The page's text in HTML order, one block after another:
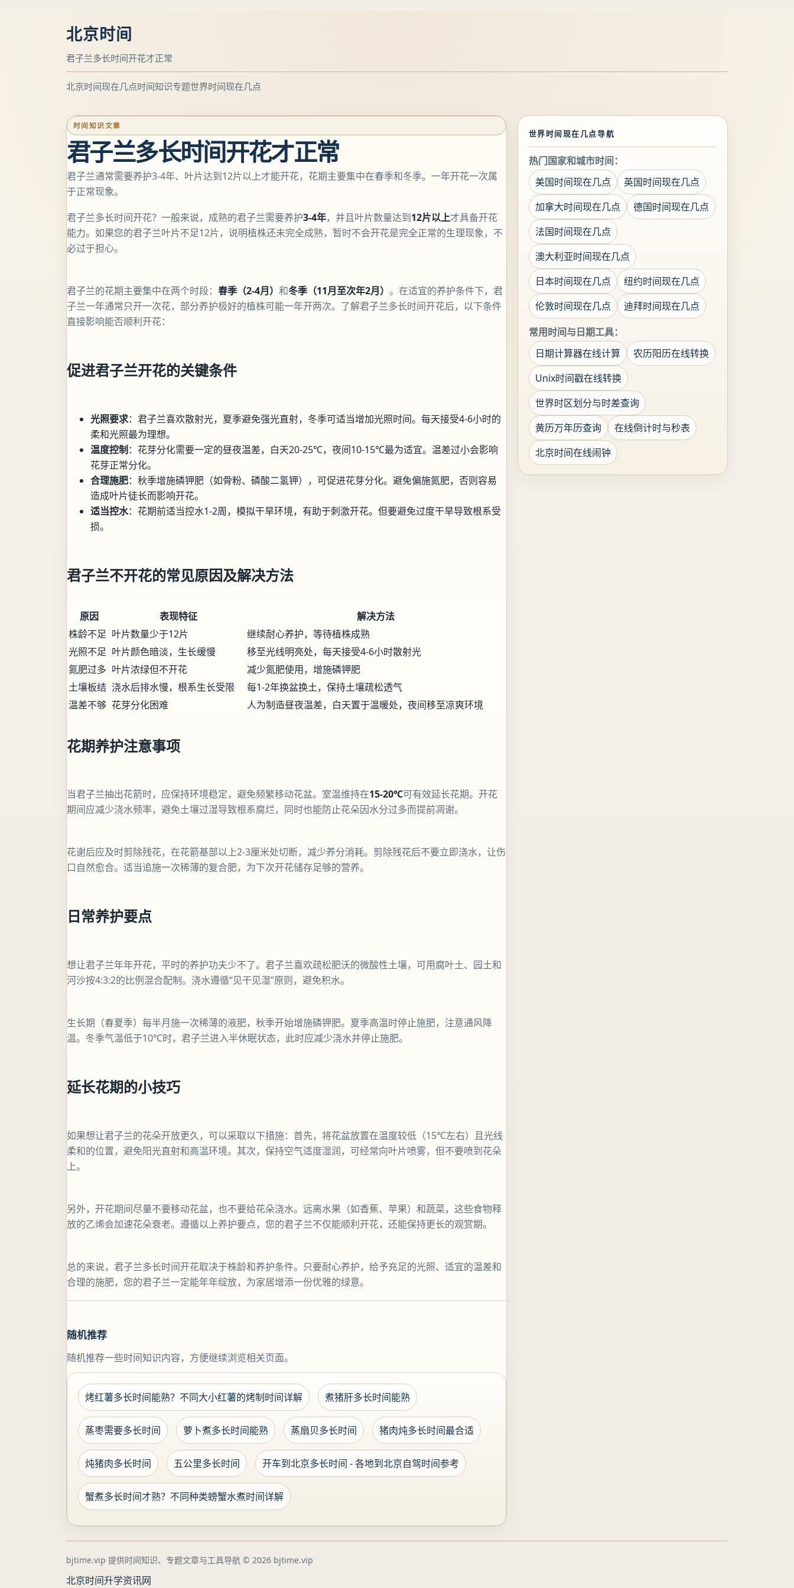
北京时间
君子兰多长时间开花才正常
北京时间现在几点时间知识专题世界时间现在几点
时间知识文章
君子兰多长时间开花才正常
君子兰通常需要养护3-4年、叶片达到12片以上才能开花，花期主要集中在春季和冬季。一年开花一次属
于正常现象。
君子兰多长时间开花？一般来说，成熟的君子兰需要养护3-4年，并且叶片数量达到12片以上才具备开花
能力。如果您的君子兰叶片不足12片，说明植株还未完全成熟，暂时不会开花是完全正常的生理现象，不
必过于担心。
君子兰的花期主要集中在两个时段： 春季（2-4月） 和冬季（11月至次年2月） 。在适宜的养护条件下，君
子兰一年通常只开一次花，部分养护极好的植株可能一年开两次。了解君子兰多长时间开花后，以下条件
直接影响能否顺利开花：
促进君子兰开花的关键条件
光照要求：君子兰喜欢散射光，夏季避免强光直射，冬季可适当增加光照时间。每天接受4-6小时的
柔和光照最为理想。
温度控制 ：花芽分化需要一定的昼夜温差，白天20-25℃，夜间10-15℃最为适宜。温差过小会影响
花芽正常分化。
合理施肥：秋季增施磷钾肥（如骨粉、磷酸二氢钾），可促进花芽分化。避免偏施氮肥，否则容易
造成叶片徒长而影响开花。
适当控水：花期前适当控水1-2周，模拟干旱环境，有助于刺激开花。但要避免过度干旱导致根系受
损。
君子兰不开花的常见原因及解决方法
原因 表现特征
解决方法
株龄不足 叶片数量少于12片
继续耐心养护，等待植株成熟
光照不足 叶片颜色暗淡，生长缓慢
移至光线明亮处，每天接受4-6小时散射光
氮肥过多 叶片浓绿但不开花
减少氮肥使用，增施磷钾肥
土壤板结 浇水后排水慢，根系生长受限
每1-2年换盆换土，保持土壤疏松透气
温差不够 花芽分化困难 人为制造昼夜温差，白天置于温暖处，夜间移至凉爽环境
花期养护注意事项
当君子兰抽出花箭时，应保持环境稳定，避免频繁移动花盆。室温维持在15-20℃可有效延长花期。开花
期间应减少浇水频率，避免土壤过湿导致根系腐烂，同时也能防止花朵因水分过多而提前凋谢。
花谢后应及时剪除残花，在花箭基部以上2-3厘米处切断，减少养分消耗。剪除残花后不要立即浇水，让伤
口自然愈合。适当追施一次稀薄的复合肥，为下次开花储存足够的营养。
日常养护要点
想让君子兰年年开花，平时的养护功夫少不了。君子兰喜欢疏松肥沃的微酸性土壤，可用腐叶土、园土和
河沙按4:3:2的比例混合配制。浇水遵循“见干见湿”原则，避免积水。
生长期（春夏季）每半月施一次稀薄的液肥，秋季开始增施磷钾肥。夏季高温时停止施肥，注意通风降
温。冬季气温低于10℃时，君子兰进入半休眠状态，此时应减少浇水并停止施肥。
延长花期的小技巧
如果想让君子兰的花朵开放更久，可以采取以下措施：首先，将花盆放置在温度较低（15℃左右）且光线
柔和的位置，避免阳光直射和高温环境。其次，保持空气适度湿润，可经常向叶片喷雾，但不要喷到花朵
上。
另外，开花期间尽量不要移动花盆，也不要给花朵浇水。远离水果（如香蕉、苹果）和蔬菜，这些食物释
放的乙烯会加速花朵衰老。遵循以上养护要点，您的君子兰不仅能顺利开花，还能保持更长的观赏期。
总的来说，君子兰多长时间开花取决于株龄和养护条件。只要耐心养护，给予充足的光照、适宜的温差和
合理的施肥，您的君子兰一定能年年绽放，为家居增添一份优雅的绿意。
随机推荐
随机推荐一些时间知识内容，方便继续浏览相关页面。
烤红薯多长时间能熟？不同大小红薯的烤制时间详解 煮猪肝多长时间能熟
蒸枣需要多长时间 萝卜煮多长时间能熟 蒸扇贝多长时间 猪肉炖多长时间最合适
炖猪肉多长时间 五公里多长时间 开车到北京多长时间 - 各地到北京自驾时间参考
蟹煮多长时间才熟？不同种类螃蟹水煮时间详解
世界时间现在几点导航
热门国家和城市时间：
美国时间现在几点
英国时间现在几点
加拿大时间现在几点
德国时间现在几点
法国时间现在几点
澳大利亚时间现在几点
日本时间现在几点
纽约时间现在几点
伦敦时间现在几点
迪拜时间现在几点
常用时间与日期工具：
日期计算器在线计算
农历阳历在线转换
Unix时间戳在线转换
世界时区划分与时差查询
黄历万年历查询
在线倒计时与秒表
北京时间在线闹钟
bjtime.vip 提供时间知识、专题文章与工具导航 © 2026 bjtime.vip
北京时间升学资讯网